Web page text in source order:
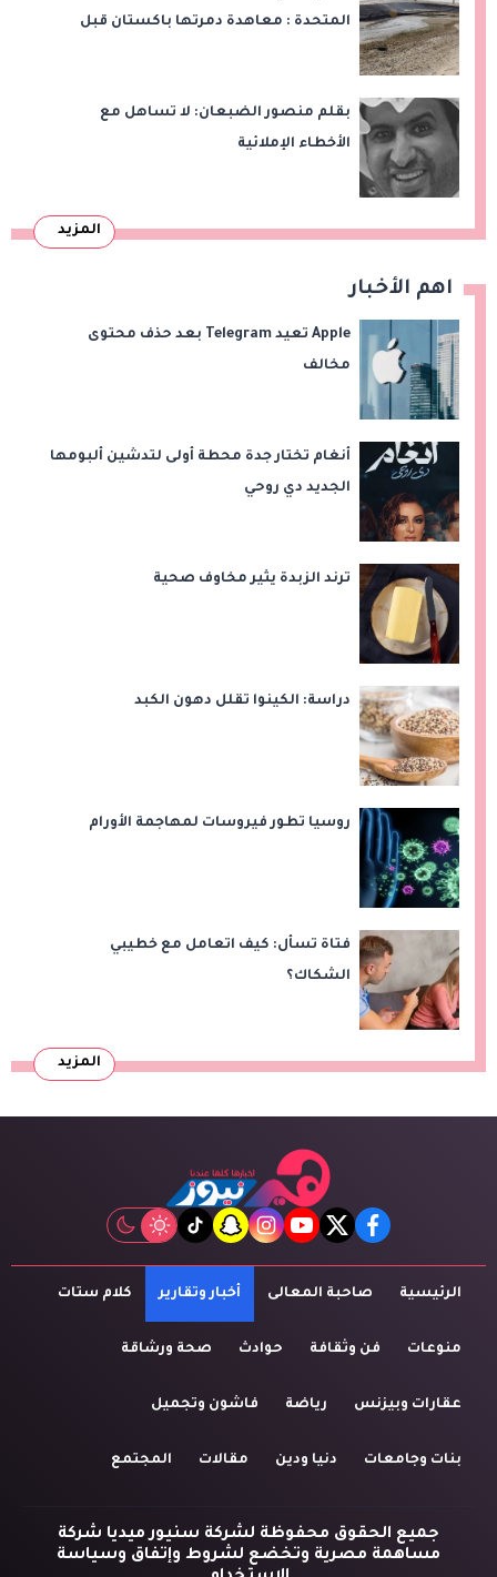
المتحدة : معاهدة دمرتها باكستان قبل
بقلم منصور الضبعان: لا تساهل مع
الأخطاء الإملائية
المزيد
اهم الأخبار
Apple تعيد Telegram بعد حذف محتوى
مخالف
أنغام تختار جدة محطة أولى لتدشين ألبومها
الجديد دي روحي
ترند الزبدة يثير مخاوف صحية
دراسة: الكينوا تقلل دهون الكبد
روسيا تطور فيروسات لمهاجمة الأورام
فتاة تسأل: كيف اتعامل مع خطيبي
الشكاك؟
المزيد
facebook
twitter
youtube
instagram
snapchat
tiktok
الرئيسية صاحبة المعالى أخبار وتقارير كلام ستات
منوعات فن وثقافة حوادث صحة ورشاقة
عقارات وبيزنس رياضة فاشون وتجميل
بنات وجامعات دنيا ودين مقالات المجتمع
جميع الحقوق محفوظة لشركة سنيور ميديا شركة
مساهمة مصرية وتخضع لشروط وإتفاق وسياسة